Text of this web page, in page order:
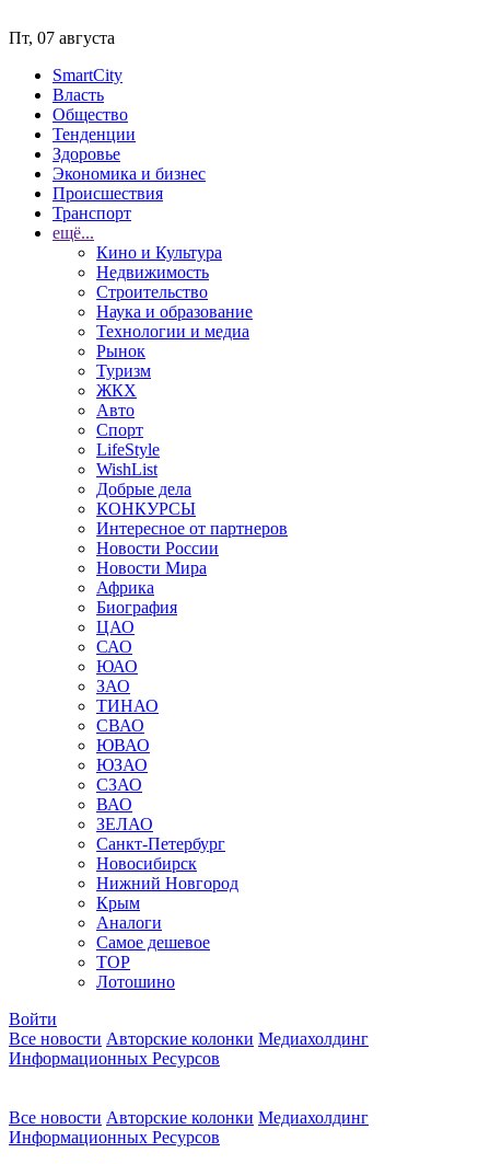
Пт, 07 августа
SmartCity
Власть
Общество
Тенденции
Здоровье
Экономика и бизнес
Происшествия
Транспорт
ещё...
Кино и Культура
Недвижимость
Строительство
Наука и образование
Технологии и медиа
Рынок
Туризм
ЖКХ
Авто
Спорт
LifeStyle
WishList
Добрые дела
КОНКУРСЫ
Интересное от партнеров
Новости России
Новости Мира
Африка
Биография
ЦАО
САО
ЮАО
ЗАО
ТИНАО
СВАО
ЮВАО
ЮЗАО
СЗАО
ВАО
ЗЕЛАО
Санкт-Петербург
Новосибирск
Нижний Новгород
Крым
Аналоги
Самое дешевое
TOP
Лотошино
Войти
Все новости Авторские колонки Медиахолдинг
Информационных Ресурсов
Все новости Авторские колонки Медиахолдинг
Информационных Ресурсов